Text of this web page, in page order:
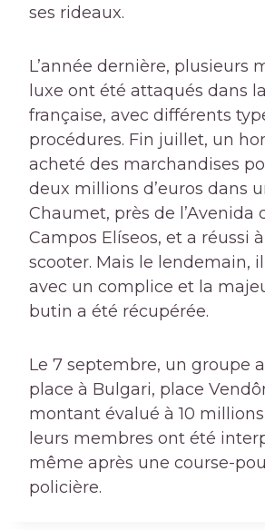
ses rideaux.
L’année dernière, plusieurs
luxe ont été attaqués dans
française, avec différents
procédures. Fin juillet, un
acheté des marchandises
deux millions d’euros dans
Chaumet, près de l’Avenida
Campos Elíseos, et a réussi
scooter. Mais le lendemain,
avec un complice et la
butin a été récupérée.
Le 7 septembre, un groupe
place à Bulgari, place
montant évalué à 10 millions
leurs membres ont été
même après une course-
policière.